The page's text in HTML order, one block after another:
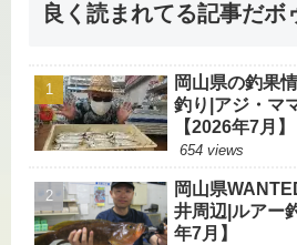
良く読まれてる記事だボ
岡山県の釣果
釣り|アジ・マ
【2026年7月】
654 views
岡山県
井周辺|ルアー
年7月】